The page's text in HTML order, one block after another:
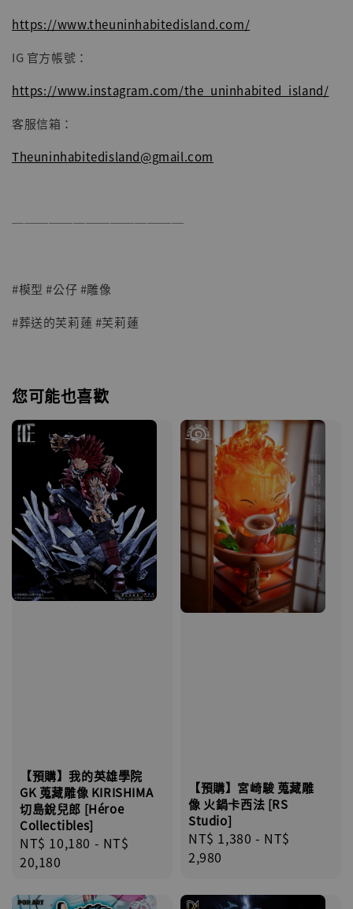
https://www.theuninhabitedisland.com/
IG 官方帳號：
https://www.instagram.com/the_uninhabited_island/
客服信箱：
Theuninhabitedisland@gmail.com
──────────────
#模型 #公仔 #雕像
#葬送的芙莉蓮 #芙莉蓮
您可能也喜歡
【預購】我的英雄學院
GK 蒐藏雕像 KIRISHIMA
切島銳兒郎 [Héroe
Collectibles]
Regular
price
NT$ 10,180 - NT$
20,180
【預購】宮崎駿 蒐藏雕
像 火鍋卡西法 [RS
Studio]
Regular
price
NT$ 1,380 - NT$
2,980